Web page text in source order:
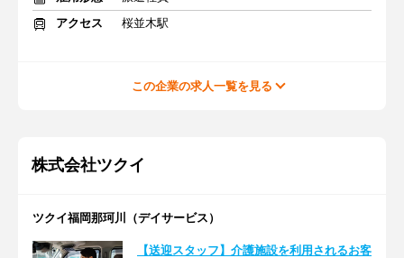
アクセス
桜並木駅
この企業の求人一覧を見る
株式会社ツクイ
ツクイ福岡那珂川（デイサービス）
【送迎スタッフ】介護施設を利用されるお客